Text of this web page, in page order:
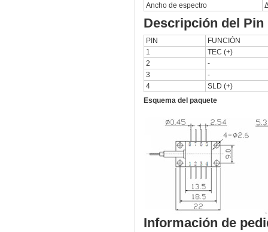
Ancho de espectro
Descripción del Pin
PIN
FUNCIÓN
1
TEC (+)
2
-
3
-
4
SLD (+)
Esquema del paquete
Información de